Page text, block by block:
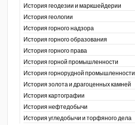
История геодезии и маркшейдерии
История геологии
История горного надзора
История горного образования
История горного права
История горной промышленности
История горнорудной промышленности
История золота и драгоценных камней
История картографии
История нефтедобычи
История угледобычи и торфяного дела